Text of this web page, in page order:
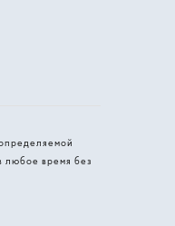
любое время без